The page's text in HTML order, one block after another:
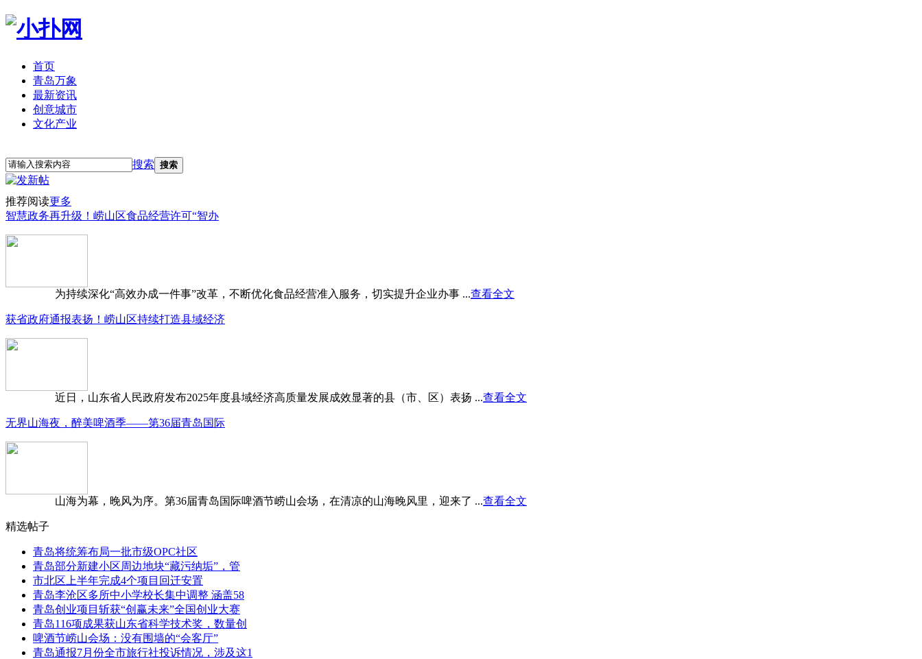
首页
青岛万象
最新资讯
创意城市
文化产业
搜索 搜索
推荐阅读更多
智慧政务再升级！崂山区食品经营许可“智办
为持续深化“高效办成一件事”改革，不断优化食品经营准入服务，切实提升企业办事 ...查看全文
获省政府通报表扬！崂山区持续打造县域经济
近日，山东省人民政府发布2025年度县域经济高质量发展成效显著的县（市、区）表扬 ...查看全文
无界山海夜，醉美啤酒季——第36届青岛国际
山海为幕，晚风为序。第36届青岛国际啤酒节崂山会场，在清凉的山海晚风里，迎来了 ...查看全文
精选帖子
青岛将统筹布局一批市级OPC社区
青岛部分新建小区周边地块“藏污纳垢”，管
市北区上半年完成4个项目回迁安置
青岛李沧区多所中小学校长集中调整 涵盖58
青岛创业项目斩获“创赢未来”全国创业大赛
青岛116项成果获山东省科学技术奖，数量创
啤酒节崂山会场：没有围墙的“会客厅”
青岛通报7月份全市旅行社投诉情况，涉及这1